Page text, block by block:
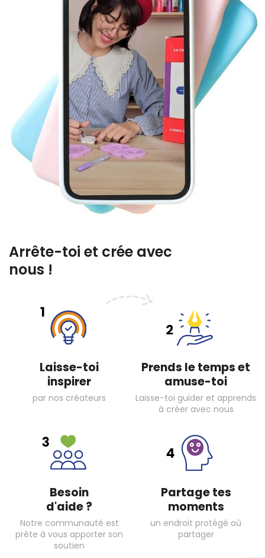
Arrête-toi et crée avec
nous !
Laisse-toi
inspirer
par nos créateurs
Prends le temps et
amuse-toi
Laisse-toi guider et apprends
à créer avec nous
Besoin
d'aide ?
Notre communauté est
prête à vous apporter son
soutien
Partage tes
moments
un endroit protégé où
partager